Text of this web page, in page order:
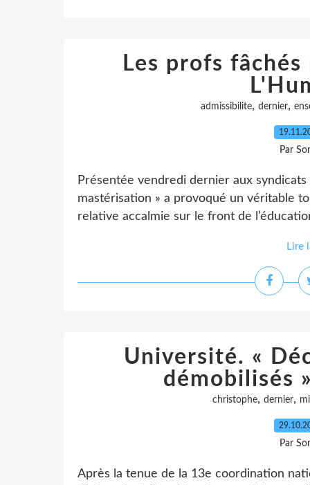
Les profs
admissibilite, dernier,
Par
Présentée vendredi dernier aux
mastérisation » a provoqué un véritable
relative accalmie sur le front de
Lire
Université. «
démobilisés
christophe, dernier,
Par
Après la tenue de la 13e coordination